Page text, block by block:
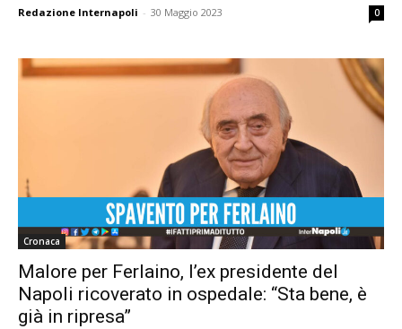
Redazione Internapoli - 30 Maggio 2023 0
Cronaca
Malore per Ferlaino, l’ex presidente del
Napoli ricoverato in ospedale: “Sta bene, è
già in ripresa”